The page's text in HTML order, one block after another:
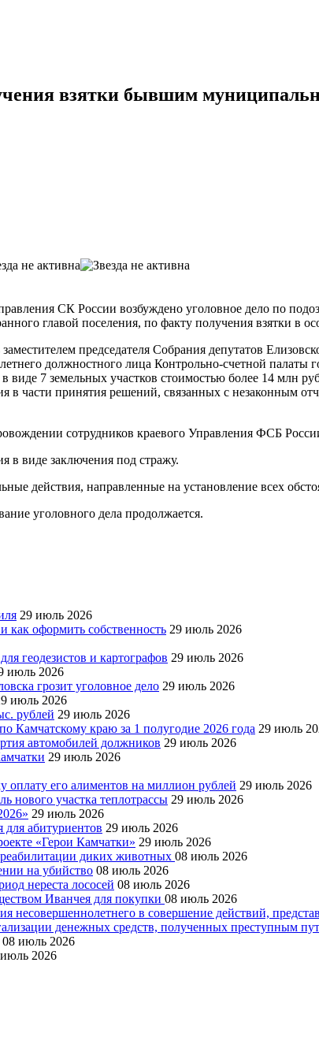
взятки бывшим
СК России возбуждено уголовное дело по
главой поселения, по факту получения взятки в
председателя Собрания депутатов
должностного лица Контрольно-счетной
7 земельных участков стоимостью более 14 млн
в части принятия решений, связанных с незаконным
сотрудников краевого Управления ФСБ
в виде заключения под стражу.
действия, направленные на установление всех
уголовного дела продолжается.
29 июль 2026
как оформить собственность 29 июль 2026
геодезистов и картографов 29 июль 2026
июль 2026
грозит уголовное дело 29 июль 2026
июль 2026
рублей 29 июль 2026
Камчатскому краю за 1 полугодие 2026 года 29 июль
автомобилей должников 29 июль 2026
29 июль 2026
его алиментов на миллион рублей 29 июль 2026
нового участка теплотрассы 29 июль 2026
29 июль 2026
для абитуриентов 29 июль 2026
«Герои Камчатки» 29 июль 2026
диких животных 08 июль 2026
на убийство 08 июль 2026
нереста лососей 08 июль 2026
Иванчея для покупки 08 июль 2026
несовершеннолетнего в совершение действий,
денежных средств, полученных преступным
08 июль 2026
2026